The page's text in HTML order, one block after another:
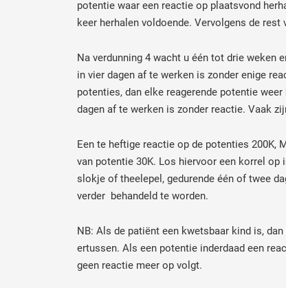
potentie waar een reactie op plaatsvond
keer herhalen voldoende. Vervolgens de rest
Na verdunning 4 wacht u één tot drie weken
in vier dagen af te werken is zonder enige
potenties, dan elke reagerende potentie
dagen af te werken is zonder reactie. Vaak
Een te heftige reactie op de potenties 200K,
van potentie 30K. Los hiervoor een korrel op
slokje of theelepel, gedurende één of twee
verder behandeld te worden.
NB: Als de patiënt een kwetsbaar kind is,
ertussen. Als een potentie inderdaad een
geen reactie meer op volgt.